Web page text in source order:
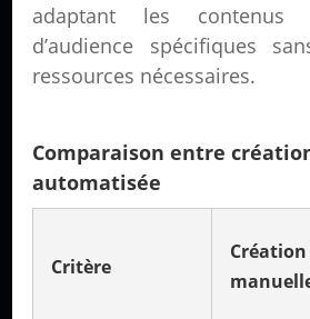
adaptant les contenus
d’audience spécifiques
ressources nécessaires.
Comparaison entre
automatisée
Critère
Création